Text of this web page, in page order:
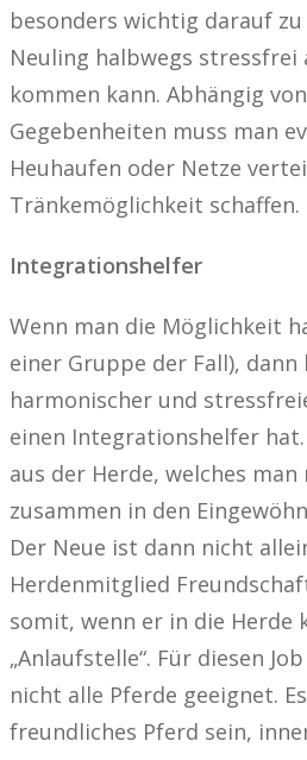
besonders wichtig darauf
Neuling halbwegs stressfrei
kommen kann. Abhängig
Gegebenheiten muss man
Heuhaufen oder Netze
Tränkemöglichkeit schaffen.
Integrationshelfer
Wenn man die Möglichkeit
einer Gruppe der Fall), dann
harmonischer und
einen Integrationshelfer
aus der Herde, welches
zusammen in den
Der Neue ist dann nicht
Herdenmitglied
somit, wenn er in die Herde
„Anlaufstelle“. Für diesen
nicht alle Pferde geeignet.
freundliches Pferd sein,